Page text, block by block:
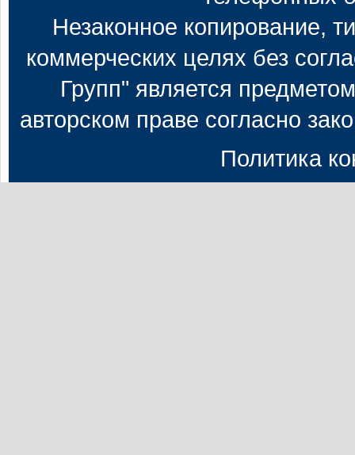
Незаконное копирование,
коммерческих целях без
Групп" является
авторском праве согласно
Политика